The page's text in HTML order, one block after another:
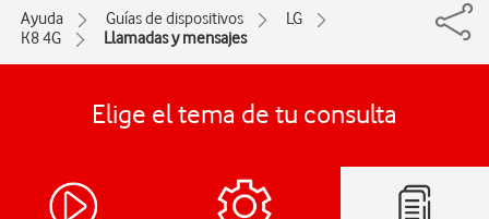
Ayuda Guías de dispositivos
LG
K8 4G
Llamadas y mensajes
Elige el tema de tu consulta